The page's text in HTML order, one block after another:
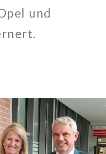
und